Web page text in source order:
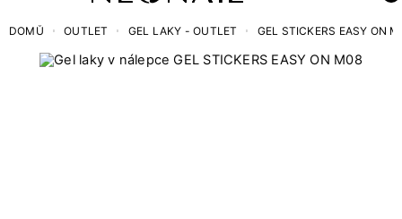
DOMŮ OUTLET GEL LAKY - OUTLET GEL STICKERS EASY ON